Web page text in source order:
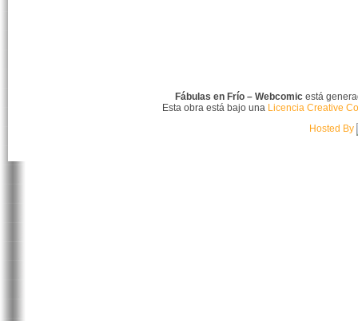
Fábulas en Frío – Webcomicestá
Esta obra está bajo una Licencia Creative
Hosted By